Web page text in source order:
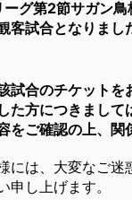
ーグ第2節サガン
客試合となりまし
試合のチケットを
た方につきまして
をご確認の上、関
には、大変なご迷
申し上げます。